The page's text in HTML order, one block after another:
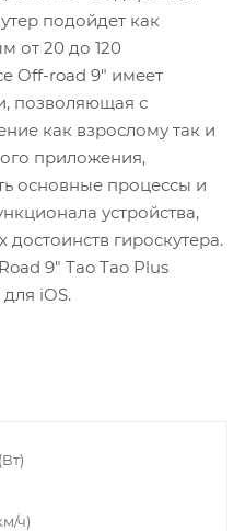
подойдет как
от 20 до 120
Off-road 9" имеет
позволяющая с
как взрослому так и
приложения,
основные процессы и
устройства,
гироскутера.
9" Tao Tao Plus
iOS.
ч)